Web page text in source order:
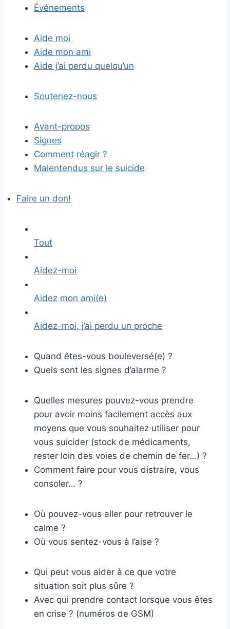
Événements
Aide moi
Aide mon ami
Aide j’ai perdu quelqu’un
Soutenez-nous
Avant-propos
Signes
Comment réagir ?
Malentendus sur le suicide
Faire un don!
Tout
Aidez-moi
Aidez mon ami(e)
Aidez-moi, j’ai perdu un proche
Quand êtes-vous bouleversé(e) ?
Quels sont les signes d’alarme ?
Quelles mesures pouvez-vous prendre
pour avoir moins facilement accès aux
moyens que vous souhaitez utiliser pour
vous suicider (stock de médicaments,
rester loin des voies de chemin de fer…) ?
Comment faire pour vous distraire, vous
consoler… ?
Où pouvez-vous aller pour retrouver le
calme ?
Où vous sentez-vous à l’aise ?
Qui peut vous aider à ce que votre
situation soit plus sûre ?
Avec qui prendre contact lorsque vous êtes
en crise ? (numéros de GSM)